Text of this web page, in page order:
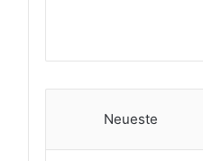
Neueste